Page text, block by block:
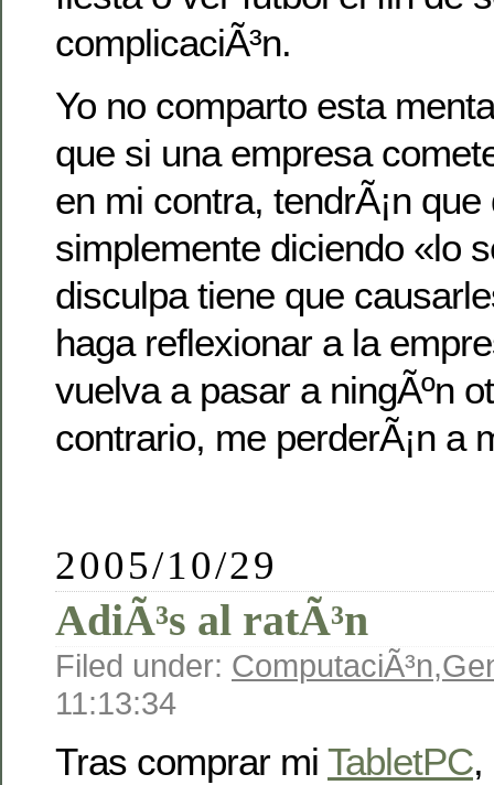
complicaciÃ³n.
Yo no comparto esta
que si una empresa
en mi contra, tendrÃ¡n
simplemente diciendo «lo
disculpa tiene que
haga reflexionar a la
vuelva a pasar a ningÃºn
contrario, me perderÃ¡n a
2005/10/29
AdiÃ³s al ratÃ³n
Filed under: ComputaciÃ³n,
11:13:34
Tras comprar mi TabletPC,